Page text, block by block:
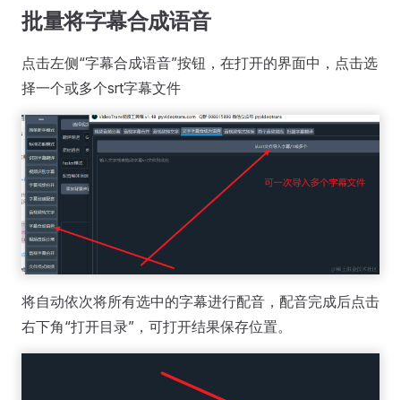
批量将字幕合成语音
点击左侧“字幕合成语音”按钮，在打开的界面中，点击选
择一个或多个srt字幕文件
将自动依次将所有选中的字幕进行配音，配音完成后点击
右下角“打开目录”，可打开结果保存位置。